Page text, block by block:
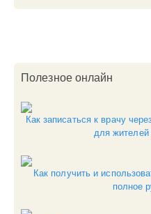
Электроснабжение
Полезное онлайн
Как записаться к врачу
для жителей
Как получить и
полное